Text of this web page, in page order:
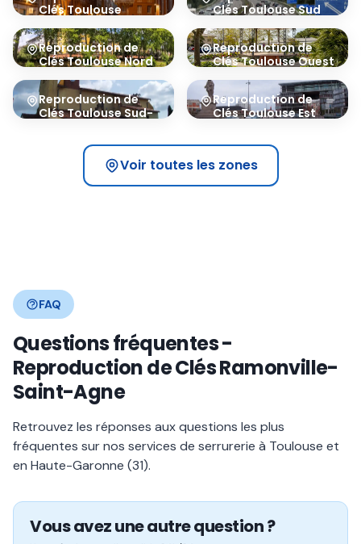
ClésToulouse
31000
ClésToulouse Sud
31100
Reproduction de
ClésToulouse Nord
31200
Reproduction de
ClésToulouse Ouest
31300
Reproduction de
ClésToulouse Sud-
Reproduction de
ClésToulouse Est
Voir toutes les zones
FAQ
Questions fréquentes -
Reproduction de Clés Ramonville-
Saint-Agne
Retrouvez les réponses aux questions les plus
fréquentes sur nos services de serrurerie à Toulouse et
en Haute-Garonne (31).
Vous avez une autre question ?